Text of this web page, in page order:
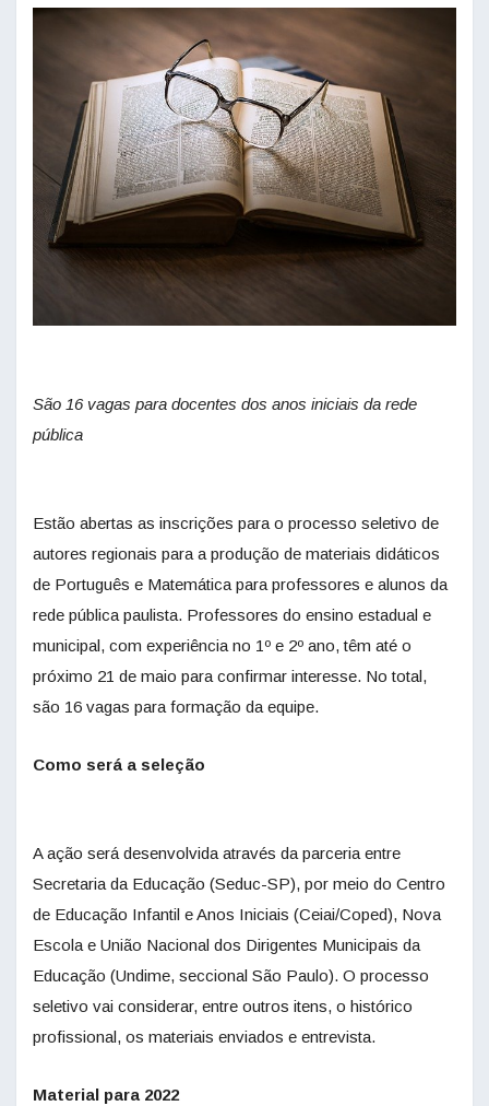
São 16 vagas para docentes dos anos iniciais da rede
pública
Estão abertas as inscrições para o processo seletivo de
autores regionais para a produção de materiais didáticos
de Português e Matemática para professores e alunos da
rede pública paulista. Professores do ensino estadual e
municipal, com experiência no 1º e 2º ano, têm até o
próximo 21 de maio para confirmar interesse. No total,
são 16 vagas para formação da equipe.
Como será a seleção
A ação será desenvolvida através da parceria entre
Secretaria da Educação (Seduc-SP), por meio do Centro
de Educação Infantil e Anos Iniciais (Ceiai/Coped), Nova
Escola e União Nacional dos Dirigentes Municipais da
Educação (Undime, seccional São Paulo). O processo
seletivo vai considerar, entre outros itens, o histórico
profissional, os materiais enviados e entrevista.
Material para 2022